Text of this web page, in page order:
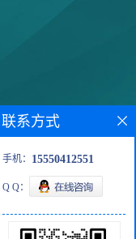
十届中国兽
联系方式
手机： 15550412551
Q Q：